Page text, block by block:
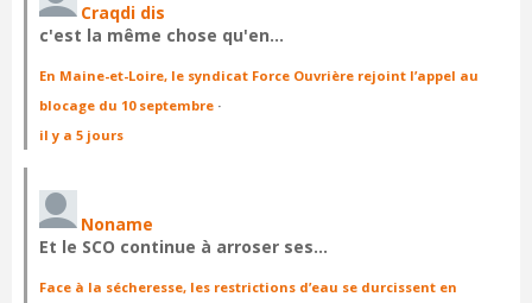
Craqdi dis
c'est la même chose qu'en…
En Maine-et-Loire, le syndicat Force Ouvrière rejoint l’appel au
blocage du 10 septembre ·
il y a 5 jours
Noname
Et le SCO continue à arroser ses…
Face à la sécheresse, les restrictions d’eau se durcissent en